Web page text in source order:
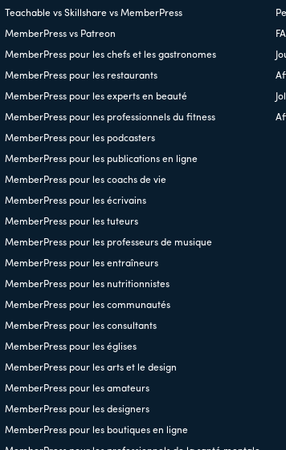
Teachable vs Skillshare vs MemberPress
MemberPress vs Patreon
MemberPress pour les chefs et les gastronomes
MemberPress pour les restaurants
MemberPress pour les experts en beauté
MemberPress pour les professionnels du fitness
MemberPress pour les podcasters
MemberPress pour les publications en ligne
MemberPress pour les coachs de vie
MemberPress pour les écrivains
MemberPress pour les tuteurs
MemberPress pour les professeurs de musique
MemberPress pour les entraîneurs
MemberPress pour les nutritionnistes
MemberPress pour les communautés
MemberPress pour les consultants
MemberPress pour les églises
MemberPress pour les arts et le design
MemberPress pour les amateurs
MemberPress pour les designers
MemberPress pour les boutiques en ligne